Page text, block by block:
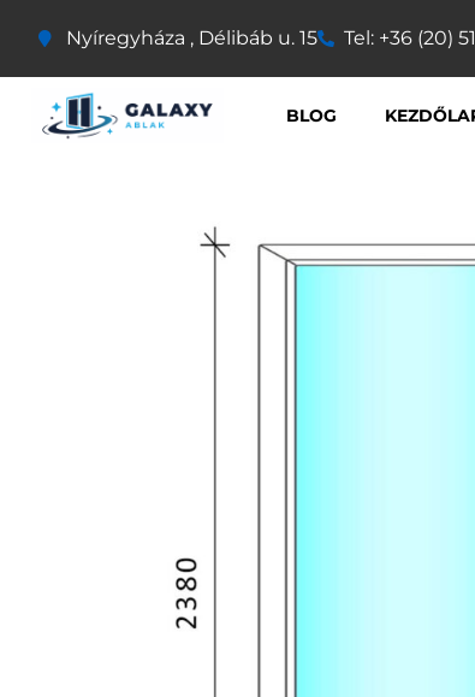
Nyíregyháza , Délibáb u. 15 Tel: +36 (20)
BLOG